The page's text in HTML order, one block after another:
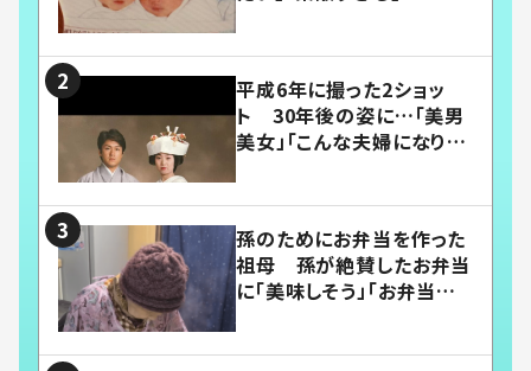
平成6年に撮った2ショッ
ト 30年後の姿に…「美男
美女」「こんな夫婦になりた
孫のためにお弁当を作った
祖母 孫が絶賛したお弁当
に「美味しそう」「お弁当すご